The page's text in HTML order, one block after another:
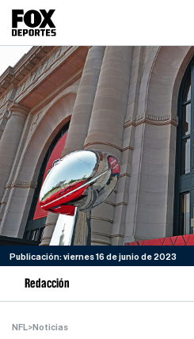
Publicación: viernes 16 de junio de 2023
Redacción
NFL>Noticias